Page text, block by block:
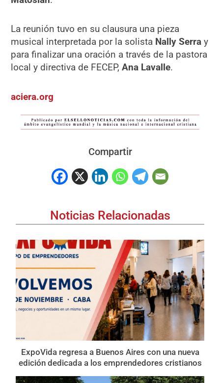
La reunión tuvo en su clausura una pieza
musical interpretada por la solista Nally Serra y
para finalizar una oración a través de la pastora
local y directiva de FECEP,Ana Lavalle.
aciera.org
Compartir
Noticias Relacionadas
ExpoVida regresa a Buenos Aires con una nueva
edición dedicada a los emprendedores cristianos